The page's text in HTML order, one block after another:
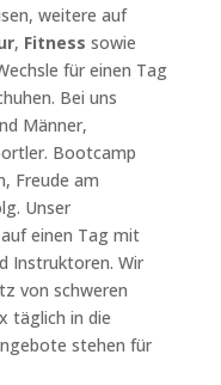
weitere auf
, Fitness sowie
für einen Tag
Bei uns
Männer,
Bootcamp
Freude am
Unser
einen Tag mit
Instruktoren. Wir
von schweren
täglich in die
stehen für